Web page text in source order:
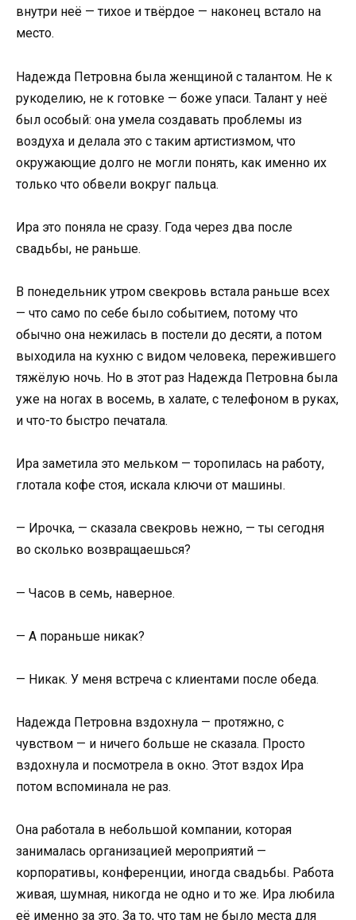
внутри неё — тихое и твёрдое — наконец встало на
место.
Надежда Петровна была женщиной с талантом. Не к
рукоделию, не к готовке — боже упаси. Талант у неё
был особый: она умела создавать проблемы из
воздуха и делала это с таким артистизмом, что
окружающие долго не могли понять, как именно их
только что обвели вокруг пальца.
Ира это поняла не сразу. Года через два после
свадьбы, не раньше.
В понедельник утром свекровь встала раньше всех
— что само по себе было событием, потому что
обычно она нежилась в постели до десяти, а потом
выходила на кухню с видом человека, пережившего
тяжёлую ночь. Но в этот раз Надежда Петровна была
уже на ногах в восемь, в халате, с телефоном в руках,
и что-то быстро печатала.
Ира заметила это мельком — торопилась на работу,
глотала кофе стоя, искала ключи от машины.
— Ирочка, — сказала свекровь нежно, — ты сегодня
во сколько возвращаешься?
— Часов в семь, наверное.
— А пораньше никак?
— Никак. У меня встреча с клиентами после обеда.
Надежда Петровна вздохнула — протяжно, с
чувством — и ничего больше не сказала. Просто
вздохнула и посмотрела в окно. Этот вздох Ира
потом вспоминала не раз.
Она работала в небольшой компании, которая
занималась организацией мероприятий —
корпоративы, конференции, иногда свадьбы. Работа
живая, шумная, никогда не одно и то же. Ира любила
её именно за это. За то, что там не было места для